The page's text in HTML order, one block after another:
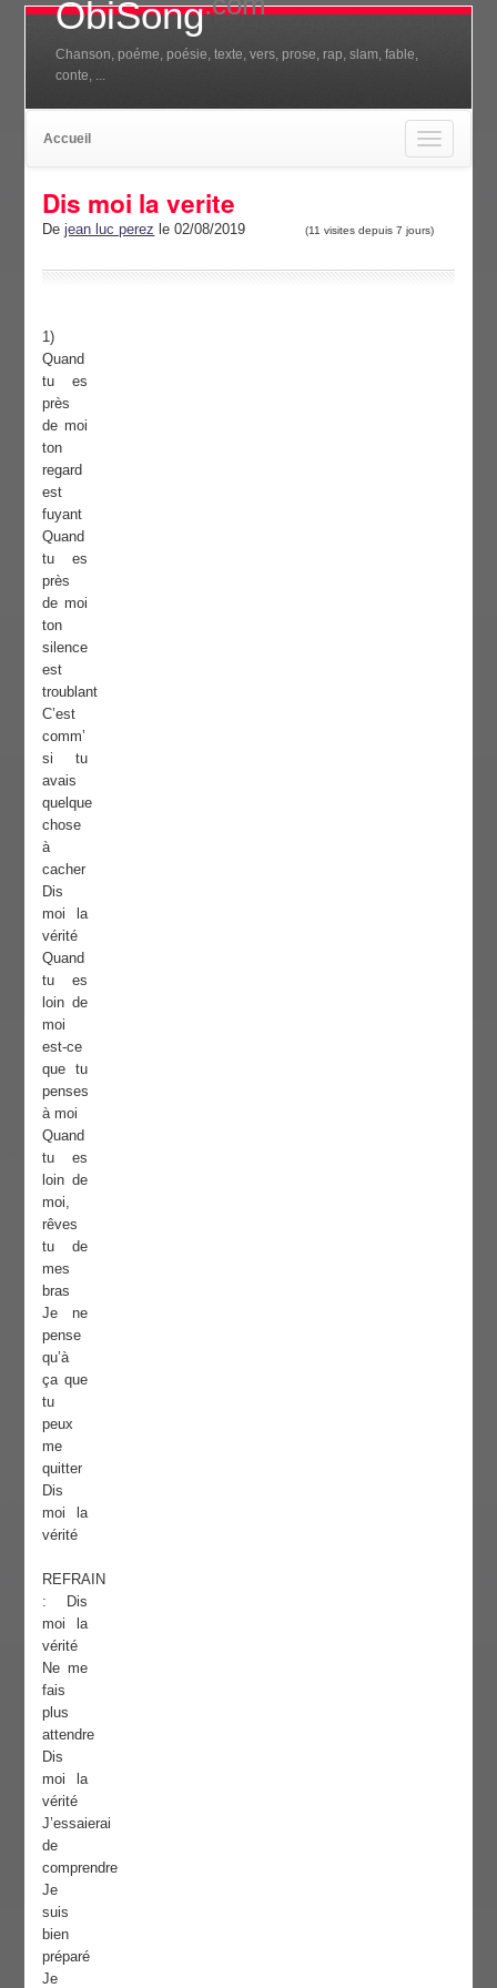
ObiSong
Chanson, poéme, poésie, texte, vers, prose, rap, slam, fable,
conte, ...
Toggle
navigation
Accueil
Dis moi la verite
Dejean luc perez le 02/08/2019 (11 visites depuis 7 jours)
1)
Quand
tu es
près
de moi
ton
regard
est
fuyant
Quand
tu es
près
de moi
ton
silence
est
troublant
C’est
comm’
si tu
avais
quelque
chose
à
cacher
Dis
moi la
vérité
Quand
tu es
loin de
moi
est-ce
que tu
penses
à moi
Quand
tu es
loin de
moi,
rêves
tu de
mes
bras
Je ne
pense
qu’à
ça que
tu
peux
me
quitter
Dis
moi la
vérité
REFRAIN
: Dis
moi la
vérité
Ne me
fais
plus
attendre
Dis
moi la
vérité
J’essaierai
de
comprendre
Je
suis
bien
préparé
Je